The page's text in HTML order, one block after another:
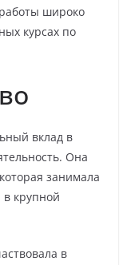
широко
курсах по
вклад в
Она
занимала
в крупной
в